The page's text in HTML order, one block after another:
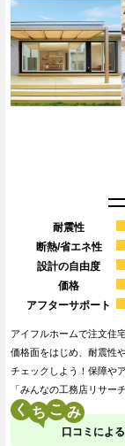
耐震性
断熱/省エネ性
設計の自由度
価格
アフターサポート
アイフルホームで注文住
価格面をはじめ、耐震性
チェックしよう！保障や
「みんなの工務店リサー
く こ
口コミによ